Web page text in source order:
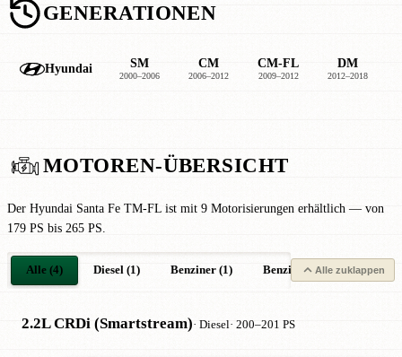
GENERATIONEN
Hyundai SM
2000–2006
CM
2006–2012
CM-FL
2009–2012
DM
2012–2018
MOTOREN-ÜBERSICHT
Der Hyundai Santa Fe TM-FL ist mit 9 Motorisierungen erhältlich — von
179 PS bis 265 PS.
Alle (4) Diesel (1) Benziner (1) Benziner Hybrid (1)
Alle zuklappen
2.2L CRDi (Smartstream)· Diesel· 200–201 PS